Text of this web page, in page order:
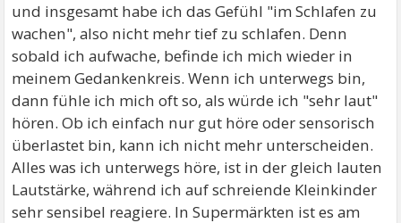
und insgesamt habe ich das Gefühl "im Schlafen zu
wachen", also nicht mehr tief zu schlafen. Denn
sobald ich aufwache, befinde ich mich wieder in
meinem Gedankenkreis. Wenn ich unterwegs bin,
dann fühle ich mich oft so, als würde ich "sehr laut"
hören. Ob ich einfach nur gut höre oder sensorisch
überlastet bin, kann ich nicht mehr unterscheiden.
Alles was ich unterwegs höre, ist in der gleich lauten
Lautstärke, während ich auf schreiende Kleinkinder
sehr sensibel reagiere. In Supermärkten ist es am